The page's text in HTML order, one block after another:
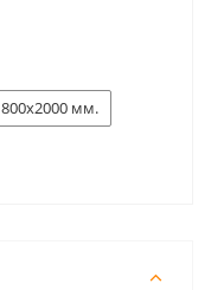
800x2000 мм.